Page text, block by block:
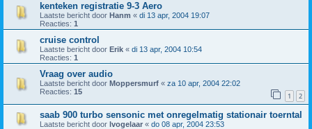
kenteken registratie 9-3 Aero
Laatste bericht door Hanm « di 13 apr, 2004 19:07
Reacties: 1
cruise control
Laatste bericht door Erik « di 13 apr, 2004 10:54
Reacties: 1
Vraag over audio
Laatste bericht door Moppersmurf « za 10 apr, 2004 22:02
Reacties: 15 1 2
saab 900 turbo sensonic met onregelmatig stationair toerntal
Laatste bericht door lvogelaar « do 08 apr, 2004 23:53